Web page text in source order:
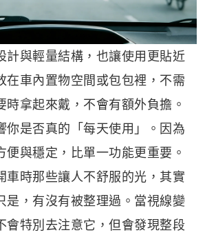
計與輕量結構，也讓使用更貼近
在車內置物空間或包包裡，不需
時拿起來戴，不會有額外負擔。
你是否真的「每天使用」。因為
便與穩定，比單一功能更重要。
車時那些讓人不舒服的光，其實
是，有沒有被整理過。當視線變
會特別去注意它，但會發現整段